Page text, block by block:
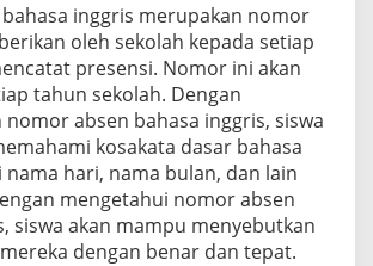
inggris merupakan nomor
oleh sekolah kepada setiap
presensi. Nomor ini akan
tahun sekolah. Dengan
nomor absen bahasa inggris, siswa
kosakata dasar bahasa
hari, nama bulan, dan lain
mengetahui nomor absen
siswa akan mampu menyebutkan
dengan benar dan tepat.